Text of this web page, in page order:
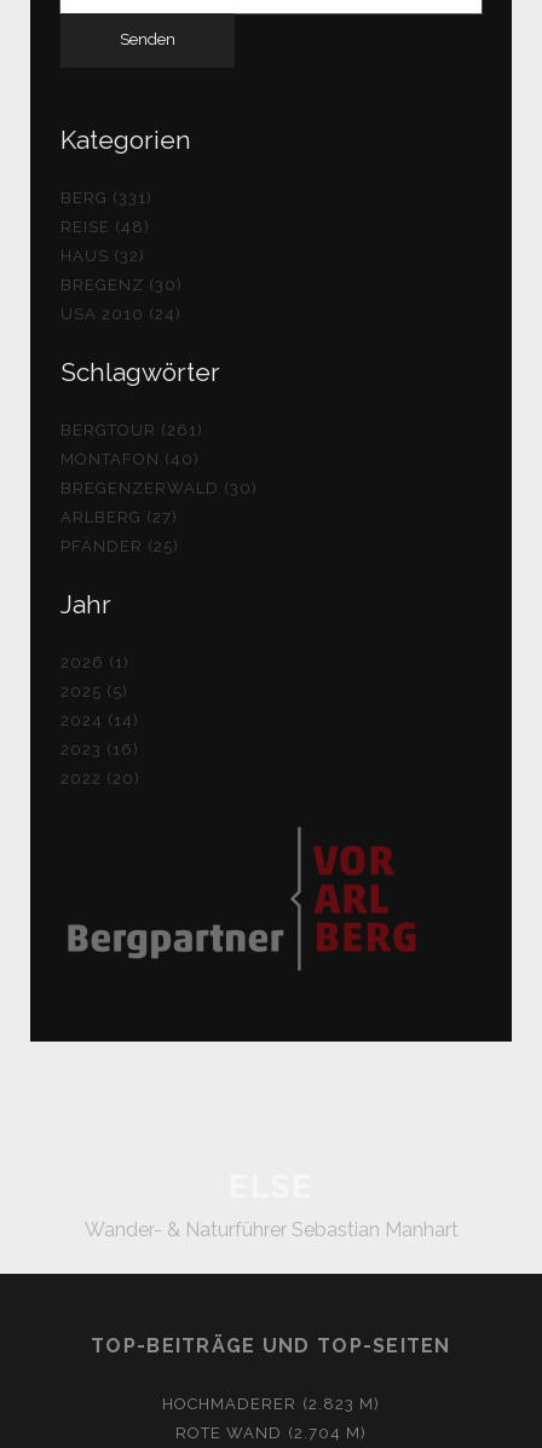
Kategorien
BERG (331)
REISE (48)
HAUS (32)
BREGENZ (30)
USA 2010 (24)
Schlagwörter
BERGTOUR (261)
MONTAFON (40)
BREGENZERWALD (30)
ARLBERG (27)
PFÄNDER (25)
Jahr
2026 (1)
2025 (5)
2024 (14)
2023 (16)
2022 (20)
Wander- & Naturführer Sebastian Manhart
TOP-BEITRÄGE UND TOP-SEITEN
HOCHMADERER (2.823 M)
ROTE WAND (2.704 M)